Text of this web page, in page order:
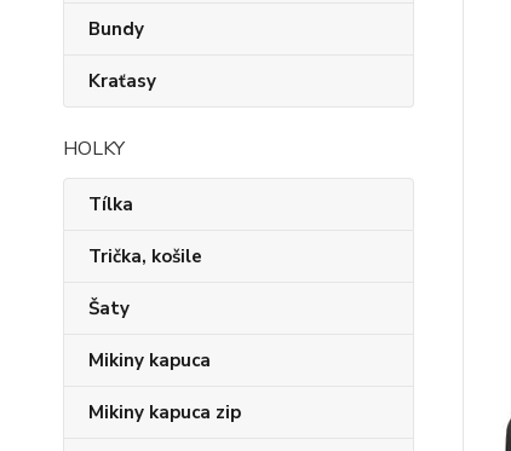
Bundy
Kraťasy
HOLKY
Tílka
Trička, košile
Šaty
Mikiny kapuca
Mikiny kapuca zip